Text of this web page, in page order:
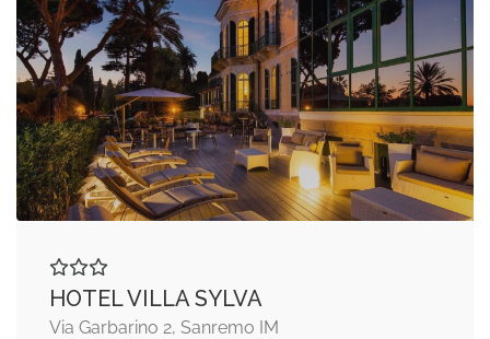
HOTEL VILLA SYLVA
Via Garbarino 2, Sanremo IM